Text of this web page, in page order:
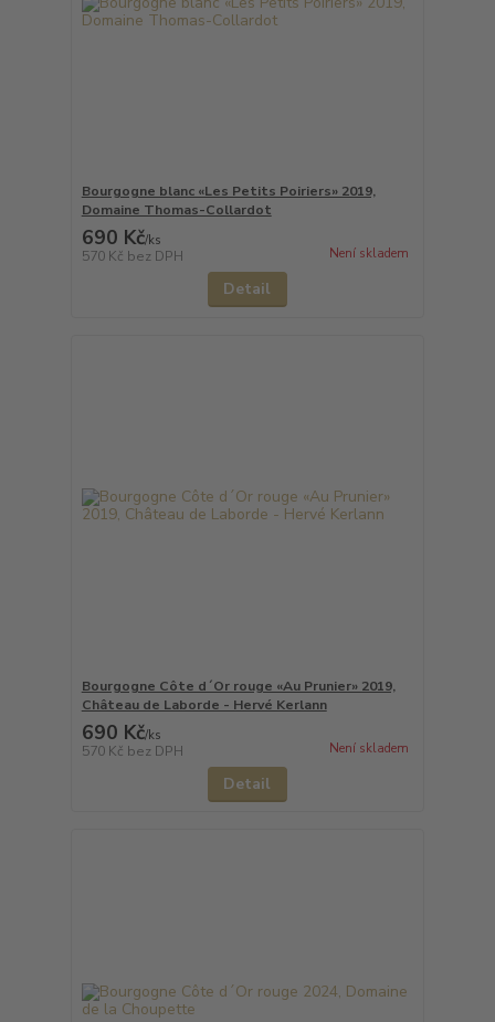
Bourgogne blanc «Les Petits Poiriers» 2019,
Domaine Thomas-Collardot
690 Kč/ks
570 Kč bez DPH Není skladem
Detail
Bourgogne Côte d´Or rouge «Au Prunier» 2019,
Château de Laborde - Hervé Kerlann
690 Kč/ks
570 Kč bez DPH Není skladem
Detail